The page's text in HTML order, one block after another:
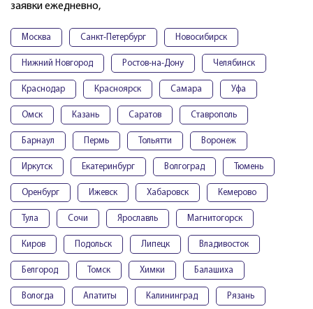
заявки ежедневно,
Москва Санкт-Петербург Новосибирск
Нижний Новгород Ростов-на-Дону Челябинск
Краснодар Красноярск Самара Уфа
Омск Казань Саратов Ставрополь
Барнаул Пермь Тольятти Воронеж
Иркутск Екатеринбург Волгоград Тюмень
Оренбург Ижевск Хабаровск Кемерово
Тула Сочи Ярославль Магнитогорск
Киров Подольск Липецк Владивосток
Белгород Томск Химки Балашиха
Вологда Апатиты Калининград Рязань